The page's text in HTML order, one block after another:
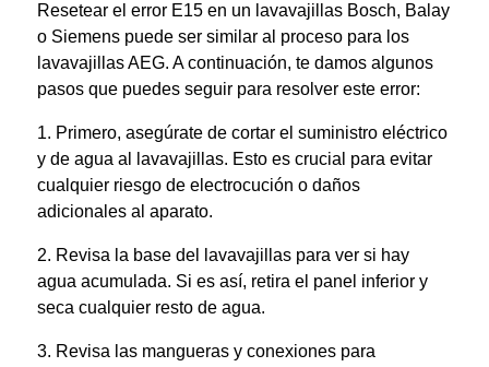
Resetear el error E15 en un lavavajillas Bosch, Balay
o Siemens puede ser similar al proceso para los
lavavajillas AEG. A continuación, te damos algunos
pasos que puedes seguir para resolver este error:
1. Primero, asegúrate de cortar el suministro eléctrico
y de agua al lavavajillas. Esto es crucial para evitar
cualquier riesgo de electrocución o daños
adicionales al aparato.
2. Revisa la base del lavavajillas para ver si hay
agua acumulada. Si es así, retira el panel inferior y
seca cualquier resto de agua.
3. Revisa las mangueras y conexiones para